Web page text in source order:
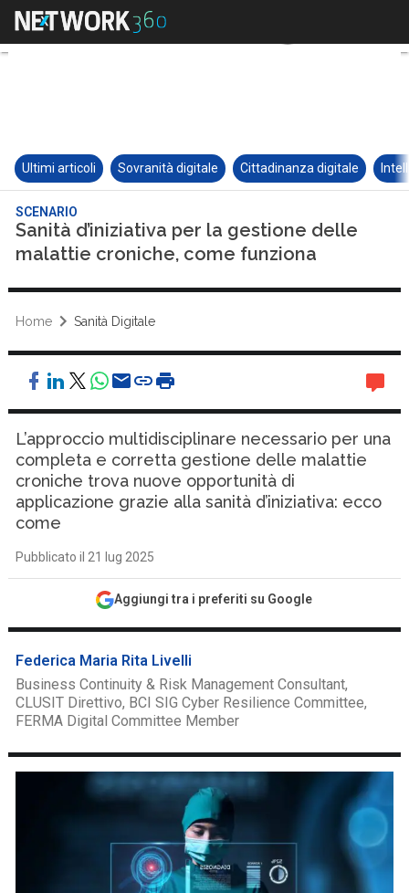
Ultimi articoli Sovranità digitale Cittadinanza digitale
SCENARIO
Sanità d’iniziativa per la gestione delle
malattie croniche, come funziona
Home Sanità Digitale
L’approccio multidisciplinare necessario per una
completa e corretta gestione delle malattie
croniche trova nuove opportunità di
applicazione grazie alla sanità d’iniziativa: ecco
come
Pubblicato il 21 lug 2025
Aggiungi tra i preferiti su Google
Federica Maria Rita Livelli
Business Continuity & Risk Management Consultant,
CLUSIT Direttivo, BCI SIG Cyber Resilience Committee,
FERMA Digital Committee Member